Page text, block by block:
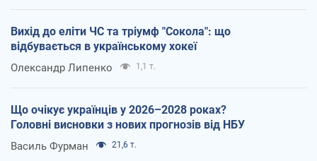
Вихід до еліти ЧС та тріумф "Сокола": що
відбувається в українському хокеї
Олександр Липенко 1,1 т.
Що очікує українців у 2026–2028 роках?
Головні висновки з нових прогнозів від НБУ
Василь Фурман 21,6 т.